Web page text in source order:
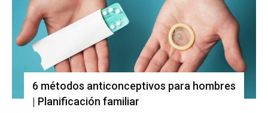
6 métodos anticonceptivos para hombres
| Planificación familiar